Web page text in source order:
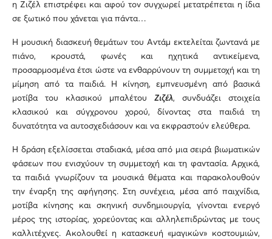
η Ζιζέλ επιστρέφει και αφού τον συγχωρεί μετατρέπεται η ίδια
σε ξωτικό που χάνεται για πάντα…
Η μουσική διασκευή θεμάτων του Αντάμ εκτελείται ζωντανά με
πιάνο, κρουστά, φωνές και ηχητικά αντικείμενα,
προσαρμοσμένα έτσι ώστε να ενθαρρύνουν τη συμμετοχή και τη
μίμηση από τα παιδιά. Η κίνηση, εμπνευσμένη από βασικά
μοτίβα του κλασικού μπαλέτου Ζιζέλ, συνδυάζει στοιχεία
κλασικού και σύγχρονου χορού, δίνοντας στα παιδιά τη
δυνατότητα να αυτοσχεδιάσουν και να εκφραστούν ελεύθερα.
Η δράση εξελίσσεται σταδιακά, μέσα από μια σειρά βιωματικών
φάσεων που ενισχύουν τη συμμετοχή και τη φαντασία. Αρχικά,
τα παιδιά γνωρίζουν τα μουσικά θέματα και παρακολουθούν
την έναρξη της αφήγησης. Στη συνέχεια, μέσα από παιχνίδια,
μοτίβα κίνησης και σκηνική συνδημιουργία, γίνονται ενεργό
μέρος της ιστορίας, χορεύοντας και αλληλεπιδρώντας με τους
καλλιτέχνες. Ακολουθεί η κατασκευή «μαγικών» κοστουμιών,